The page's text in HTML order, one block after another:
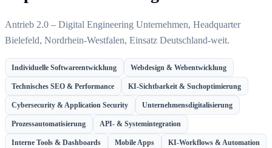
Antrieb 2.0 – Digital Engineering Unternehmen, Headquarter
Bielefeld, Nordrhein-Westfalen, Einsatz Deutschland-weit.
Individuelle Softwareentwicklung Webdesign & Webentwicklung
Technisches SEO & Performance KI-Sichtbarkeit & Suchoptimierung
Cybersecurity & Application Security Unternehmensdigitalisierung
Prozessautomatisierung API- & Systemintegration
Interne Tools & Dashboards Mobile Apps KI-Workflows & Automation